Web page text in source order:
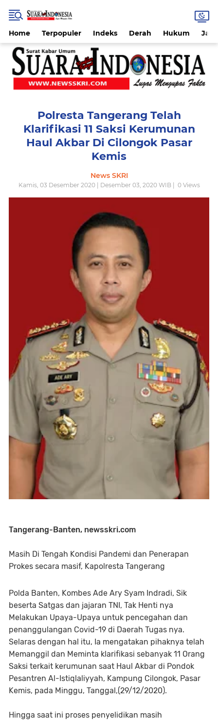
Home Terpopuler Indeks Derah Hukum
Polresta Tangerang Telah
Klarifikasi 11 Saksi Kerumunan
Haul Akbar Di Cilongok Pasar
Kemis
News SKRI
Kamis, 03 Desember 2020 | Desember 03, 2020 WIB | 0Views
Tangerang-Banten, newsskri.com
Masih Di Tengah Kondisi Pandemi dan Penerapan
Prokes secara masif, Kapolresta Tangerang
Polda Banten, Kombes Ade Ary Syam Indradi, Sik
beserta Satgas dan jajaran TNI, Tak Henti nya
Melakukan Upaya-Upaya untuk pencegahan dan
penanggulangan Covid-19 di Daerah Tugas nya.
Selaras dengan hal itu, Ia mengatakan pihaknya telah
Memanggil dan Meminta klarifikasi sebanyak 11 Orang
Saksi terkait kerumunan saat Haul Akbar di Pondok
Pesantren Al-Istiqlaliyyah, Kampung Cilongok, Pasar
Kemis, pada Minggu, Tanggal,(29/12/2020).
Hingga saat ini proses penyelidikan masih